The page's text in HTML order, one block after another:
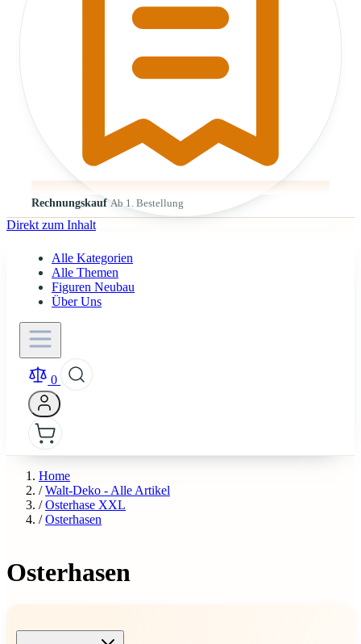
Rechnungskauf Ab 1. Bestellung
Direkt zum Inhalt
Alle Kategorien
Alle Themen
Figuren Neubau
Über Uns
0
Home
/ Walt-Deko - Alle Artikel
/ Osterhase XXL
/ Osterhasen
Osterhasen